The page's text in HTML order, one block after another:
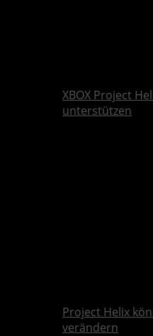
XBOX Project
unterstützen
Project Helix
verändern